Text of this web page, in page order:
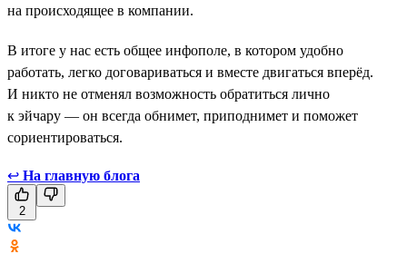
на происходящее в компании.
В итоге у нас есть общее инфополе, в котором удобно
работать, легко договариваться и вместе двигаться вперёд.
И никто не отменял возможность обратиться лично
к эйчару — он всегда обнимет, приподнимет и поможет
сориентироваться.
↩ На главную блога
2